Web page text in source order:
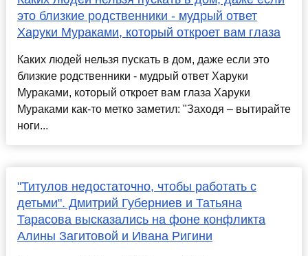
это близкие родственники - мудрый ответ
Харуки Мураками, который откроет вам глаза
Каких людей нельзя пускать в дом, даже если это
близкие родственники - мудрый ответ Харуки
Мураками, который откроет вам глаза Харуки
Мураками как-то метко заметил: "Заходя – вытирайте
ноги...
"Титулов недостаточно, чтобы работать с
детьми". Дмитрий Губерниев и Татьяна
Тарасова высказались на фоне конфликта
Алины Загитовой и Ивана Ригини